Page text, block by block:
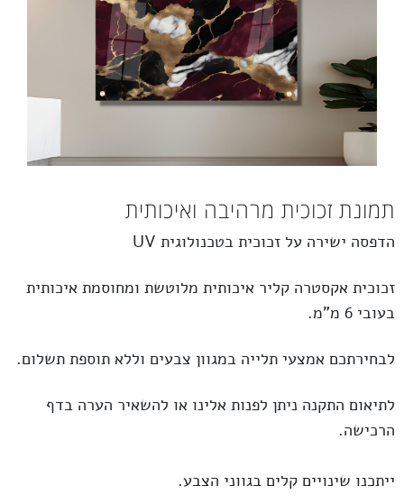
תמונת זכוכית מרהיבה ואיכותית
הדפסה ישירה על זכוכית בטכנולוגית UV
זכוכית אקסטרה קליר איכותית מלוטשת ומחוסמת איכותית
בעובי 6 מ”מ.
לבחירתכם אמצעי תלייה במגוון צבעים וללא תוספת תשלום.
לתיאום התקנה ניתן לפנות אלינו או להשאיר הערה בדף
הרכישה.
ייתכנו שינויים קלים בגווני הצבע.